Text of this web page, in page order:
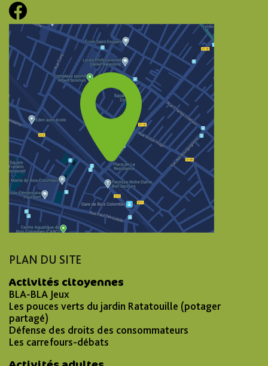
PLAN DU SITE
Activités citoyennes
BLA-BLA Jeux
Les pouces verts du jardin Ratatouille (potager
partagé)
Défense des droits des consommateurs
Les carrefours-débats